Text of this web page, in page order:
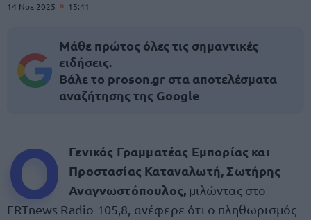
14 Νοε 2025 15:41
Μάθε πρώτος όλες τις σημαντικές
ειδήσεις.
Βάλε το proson.gr στα αποτελέσματα
αναζήτησης της Google
Ο
Γενικός Γραμματέας Εμπορίας και
Προστασίας Καταναλωτή, Σωτήρης
Αναγνωστόπουλος, μιλώντας στο
ERTnews Radio 105,8, ανέφερε ότι ο πληθωρισμός